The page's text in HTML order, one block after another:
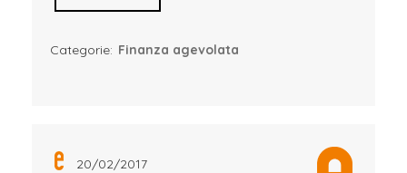
Categorie: Finanza agevolata
20/02/2017